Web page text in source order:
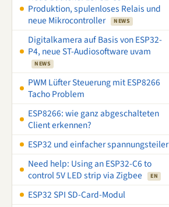
Produktion, spulenloses Relais und
neue Mikrocontroller
NEWS
Digitalkamera auf Basis von ESP32-
P4, neue ST-Audiosoftware uvam
NEWS
PWM Lüfter Steuerung mit ESP8266
Tacho Problem
ESP8266: wie ganz abgeschalteten
Client erkennen?
ESP32 und einfacher spannungsteiler
Need help: Using an ESP32-C6 to
control 5V LED strip via Zigbee
EN
ESP32 SPI SD-Card-Modul